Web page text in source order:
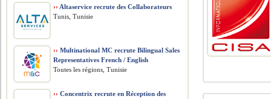
›› Altaservice recrute des Collaborateurs
Tunis, Tunisie
›› Multinational MC recrute Bilingual Sales
Representatives French / English
Toutes les régions, Tunisie
›› Concentrix recrute en Réception des